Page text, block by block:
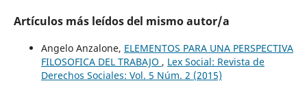
Artículos más leídos del mismo autor/a
Angelo Anzalone, ELEMENTOS PARA UNA PERSPECTIVA
FILOSOFICA DEL TRABAJO , Lex Social: Revista de
Derechos Sociales: Vol. 5 Núm. 2 (2015)